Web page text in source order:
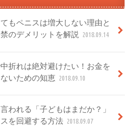
もペニスは増大しない理由と
のデメリットを解説
2018.09.14
折れは絶対避けたい！お金を
いための知恵 2018.09.10
われる「子どもはまだか？」
を回避する方法 2018.09.07